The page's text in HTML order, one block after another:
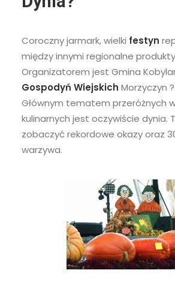
Coroczny jarmark, wielki festyn
między innymi regionalne
Organizatorem jest Gmina
Gospodyń Wiejskich Morzyczyn
Głównym tematem przeróżnych
kulinarnych jest oczywiście dynia.
zobaczyć rekordowe okazy oraz
warzywa.